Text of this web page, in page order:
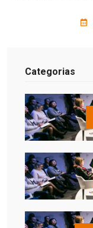
Categorias